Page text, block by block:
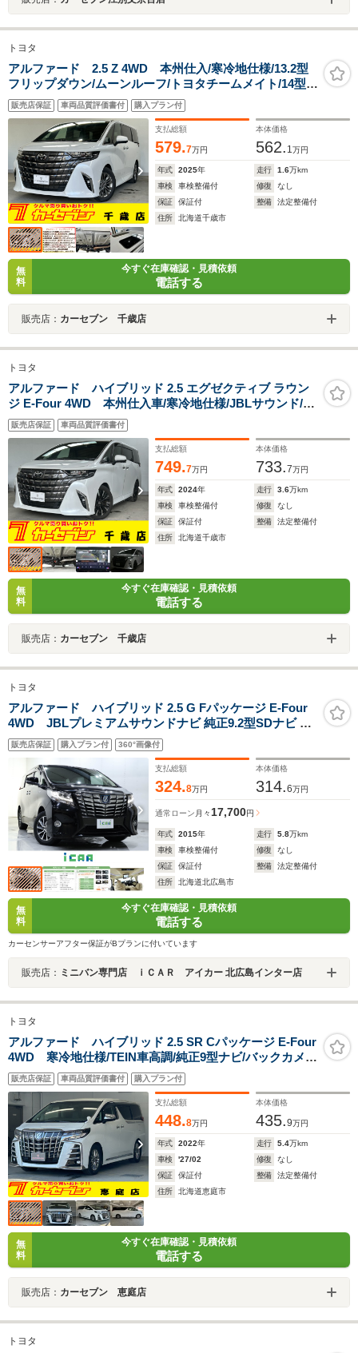
トヨタ
アルファード 2.5 Z 4WD 本州仕入/寒冷地仕様/13.2型
フリップダウン/ムーンルーフ/トヨタチームメイト/14型純
正ナビ/360度カメラ/TV/カラーヘッドアップディスプレ
イ/パワーサンシェード/両側Pドア/Pバックドア/シートエ
アコン&ヒーター
販売店保証 車両品質評価書付 購入プラン付
支払総額
579.7万円
本体価格
562. 1万円
年式 2025年 走行 1.6万km
車検
車検整備付 修復
なし
保証
保証付 整備
法定整備付
住所
北海道千歳市
無
料
今すぐ在庫確認・見積依頼
電話する
販売店： カーセブン 千歳店
トヨタ
アルファード ハイブリッド 2.5 エグゼクティブ ラウン
ジ E-Four 4WD 本州仕入車/寒冷地仕様/JBLサウンド/19
専用AW/電動サイドステップ/ムーンルーフ/14インチナビ
&リアモニター/CD/DVD/デジタルインナーミラー/ワイヤ
レス充電/後席サンシェード/全方位カメラ/リアフォ
グ/HUD/ドラレコ
販売店保証 車両品質評価書付
支払総額
749.7万円
本体価格
733.7万円
年式 2024年 走行 3.6万km
車検
車検整備付 修復
なし
保証
保証付 整備
法定整備付
住所
北海道千歳市
無
料
今すぐ在庫確認・見積依頼
電話する
販売店： カーセブン 千歳店
トヨタ
アルファード ハイブリッド 2.5 G Fパッケージ E-Four
4WD JBLプレミアムサウンドナビ 純正9.2型SDナビ リ
アエンターテイメントシステム 全周囲カメラ パワーバッ
クドア プリクラッシュセーフティ インテリジェントクリ
アランスソナー レーダークルーズコントロール 革シート
販売店保証 購入プラン付 360°画像付
支払総額
324.8万円
本体価格
314.6万円
通常ローン 月々17,700円
年式 2015年 走行 5.8万km
車検
車検整備付 修復
なし
保証
保証付 整備
法定整備付
住所
北海道北広島市
無
料
今すぐ在庫確認・見積依頼
電話する
カーセンサーアフター保証がBプランに付いています
販売店： ミニバン専門店 ｉＣＡＲ アイカー 北広島インター店
トヨタ
アルファード ハイブリッド 2.5 SR Cパッケージ E-Four
4WD 寒冷地仕様/TEIN車高調/純正9型ナビ/バックカメ
ラ/フリップダウンモニター/フルセグ/LEDフロントガーニ
ッシュ/デジタルインナーミラー/シートヒーター&エアコ
ン/純正エンジンスターター/レーダークルコン
販売店保証 車両品質評価書付 購入プラン付
支払総額
448.8万円
本体価格
435.9万円
年式 2022年 走行 5.4万km
車検
'27/02 修復
なし
保証
保証付 整備
法定整備付
住所
北海道恵庭市
無
料
今すぐ在庫確認・見積依頼
電話する
販売店： カーセブン 恵庭店
トヨタ